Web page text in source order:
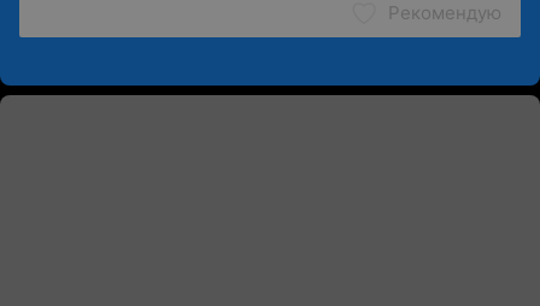
Рекомендую